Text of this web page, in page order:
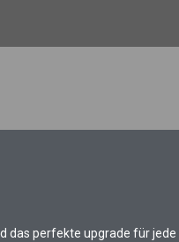
das perfekte upgrade für